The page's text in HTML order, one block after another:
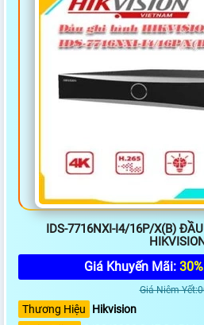
IDS-7716NXI-I4/16P/X(B)
Giá Khuyến Mãi: 30%
Giá Niêm
Thương Hiệu
Hikvision